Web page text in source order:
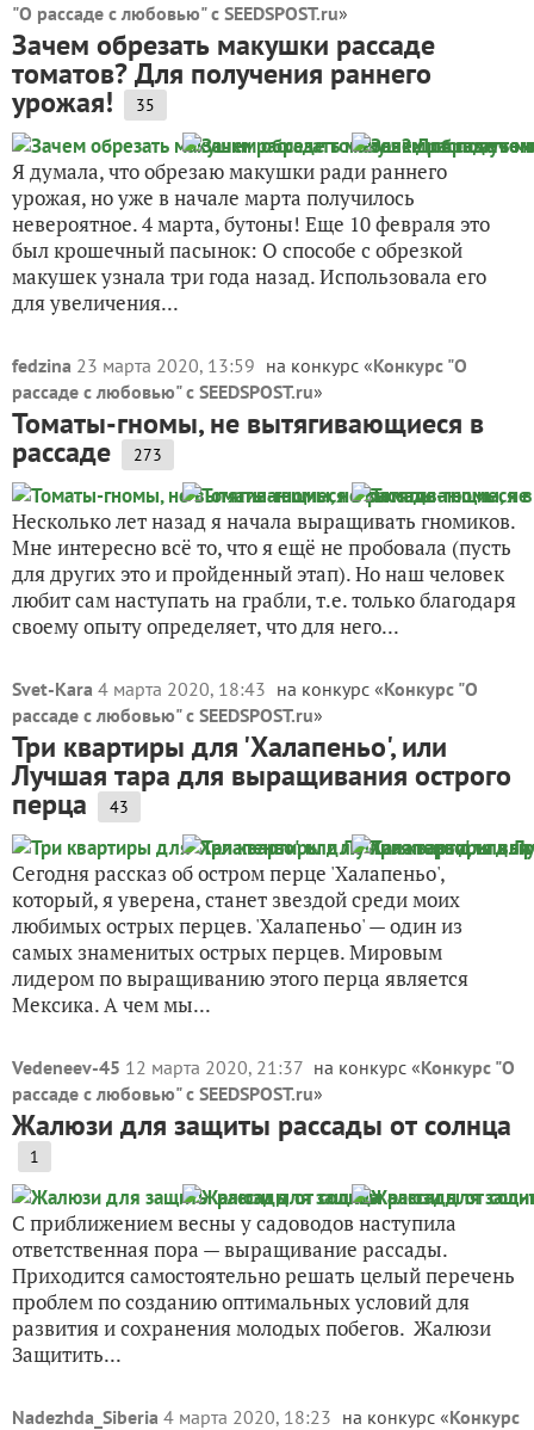
"О рассаде с любовью" с SEEDSPOST.ru»
Зачем обрезать макушки рассаде
томатов? Для получения раннего
урожая! 35
Я думала, что обрезаю макушки ради раннего
урожая, но уже в начале марта получилось
невероятное. 4 марта, бутоны! Еще 10 февраля это
был крошечный пасынок: О способе с обрезкой
макушек узнала три года назад. Использовала его
для увеличения...
fedzina 23 марта 2020, 13:59 на конкурс «Конкурс "О
рассаде с любовью" с SEEDSPOST.ru»
Томаты-гномы, не вытягивающиеся в
рассаде 273
Несколько лет назад я начала выращивать гномиков.
Мне интересно всё то, что я ещё не пробовала (пусть
для других это и пройденный этап). Но наш человек
любит сам наступать на грабли, т.е. только благодаря
своему опыту определяет, что для него...
Svet-Kara 4 марта 2020, 18:43 на конкурс «Конкурс "О
рассаде с любовью" с SEEDSPOST.ru»
Три квартиры для 'Халапеньо', или
Лучшая тара для выращивания острого
перца 43
Сегодня рассказ об остром перце 'Халапеньо',
который, я уверена, станет звездой среди моих
любимых острых перцев. 'Халапеньо' — один из
самых знаменитых острых перцев. Мировым
лидером по выращиванию этого перца является
Мексика. А чем мы...
Vedeneev-45 12 марта 2020, 21:37 на конкурс «Конкурс "О
рассаде с любовью" с SEEDSPOST.ru»
Жалюзи для защиты рассады от солнца
1
С приближением весны у садоводов наступила
ответственная пора — выращивание рассады.
Приходится самостоятельно решать целый перечень
проблем по созданию оптимальных условий для
развития и сохранения молодых побегов. Жалюзи
Защитить...
Nadezhda_Siberia 4 марта 2020, 18:23 на конкурс «Конкурс